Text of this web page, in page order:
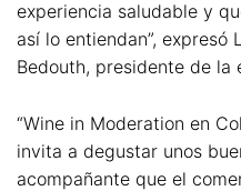
experiencia saludable y
así lo entiendan”, expresó
Bedouth, presidente de la
“Wine in Moderation en
invita a degustar unos
acompañante que el